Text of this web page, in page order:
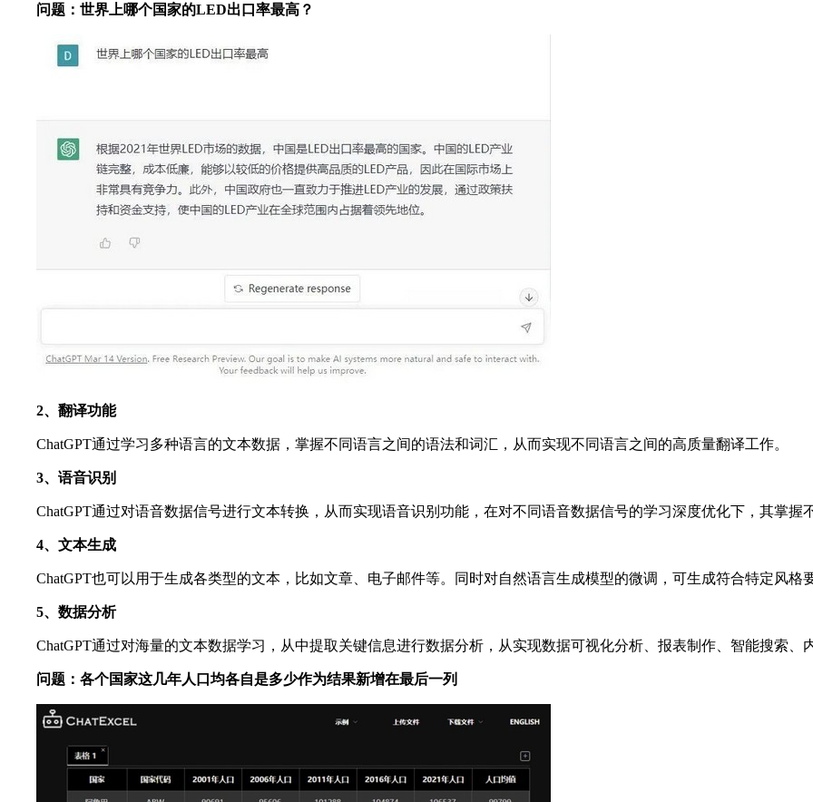
问题：世界上哪个国家的LED出口率最高？
2、翻译功能
ChatGPT通过学习多种语言的文本数据，掌握不同语言之间的语法和词汇，从而实现不同语言之间的高质量翻译工作。
3、语音识别
ChatGPT通过对语音数据信号进行文本转换，从而实现语音识别功能，在对不同语音数据信号的学习深度优化下，其掌握
4、文本生成
ChatGPT也可以用于生成各类型的文本，比如文章、电子邮件等。同时对自然语言生成模型的微调，可生成符合特定风格
5、数据分析
ChatGPT通过对海量的文本数据学习，从中提取关键信息进行数据分析，从实现数据可视化分析、报表制作、智能搜索、
问题：各个国家这几年人口均各自是多少作为结果新增在最后一列